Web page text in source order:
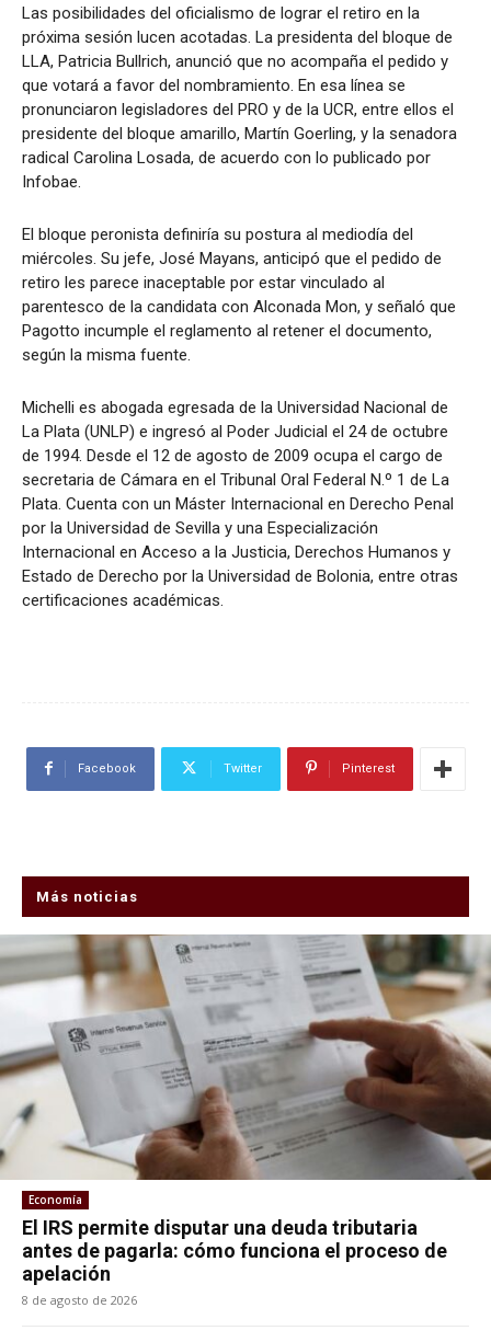
Las posibilidades del oficialismo de lograr el retiro en la
próxima sesión lucen acotadas. La presidenta del bloque de
LLA, Patricia Bullrich, anunció que no acompaña el pedido y
que votará a favor del nombramiento. En esa línea se
pronunciaron legisladores del PRO y de la UCR, entre ellos el
presidente del bloque amarillo, Martín Goerling, y la senadora
radical Carolina Losada, de acuerdo con lo publicado por
Infobae.
El bloque peronista definiría su postura al mediodía del
miércoles. Su jefe, José Mayans, anticipó que el pedido de
retiro les parece inaceptable por estar vinculado al
parentesco de la candidata con Alconada Mon, y señaló que
Pagotto incumple el reglamento al retener el documento,
según la misma fuente.
Michelli es abogada egresada de la Universidad Nacional de
La Plata (UNLP) e ingresó al Poder Judicial el 24 de octubre
de 1994. Desde el 12 de agosto de 2009 ocupa el cargo de
secretaria de Cámara en el Tribunal Oral Federal N.º 1 de La
Plata. Cuenta con un Máster Internacional en Derecho Penal
por la Universidad de Sevilla y una Especialización
Internacional en Acceso a la Justicia, Derechos Humanos y
Estado de Derecho por la Universidad de Bolonia, entre otras
certificaciones académicas.
Facebook Twitter Pinterest
Más noticias
Economía
El IRS permite disputar una deuda tributaria
antes de pagarla: cómo funciona el proceso de
apelación
8 de agosto de 2026